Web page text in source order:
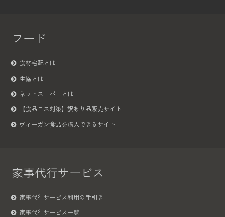
フード
食材宅配とは
生協とは
ネットスーパーとは
【食品ロス対策】訳あり品販売サイト
ヴィーガン食品を購入できるサイト
家事代行サービス
家事代行サービス利用の手引き
家事代行サービス一覧